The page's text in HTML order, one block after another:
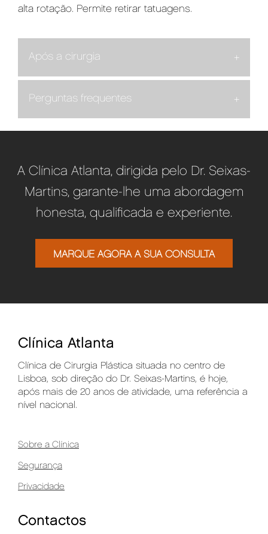
alta rotação. Permite retirar tatuagens.
Após a cirurgia
Perguntas frequentes
A Clínica Atlanta, dirigida pelo Dr. Seixas-
Martins, garante-lhe uma abordagem
honesta, qualificada e experiente.
MARQUE AGORA A SUA CONSULTA
Clínica Atlanta
Clínica de Cirurgia Plástica situada no centro de
Lisboa, sob direção do Dr. Seixas-Martins, é hoje,
após mais de 20 anos de atividade, uma referência a
nível nacional.
Sobre a Clínica
Segurança
Privacidade
Contactos